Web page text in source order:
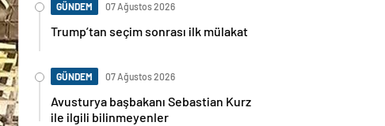
GÜNDEM 07 Ağustos 2026
Trump’tan seçim sonrası ilk mülakat
GÜNDEM 07 Ağustos 2026
Avusturya başbakanı Sebastian Kurz
ile ilgili bilinmeyenler